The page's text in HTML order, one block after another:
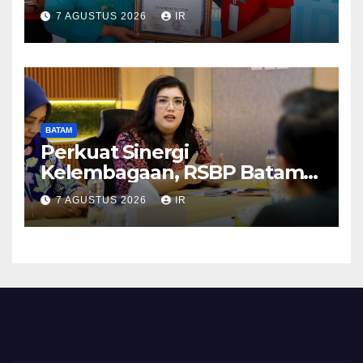
Makan Ikan
7 AGUSTUS 2026 IR
BATAM
Perkuat Sinergi
Kelembagaan, RSBP Batam
dan BPOM Pastikan
Pelayanan dan Ketersediaan
Obat Aman
7 AGUSTUS 2026 IR